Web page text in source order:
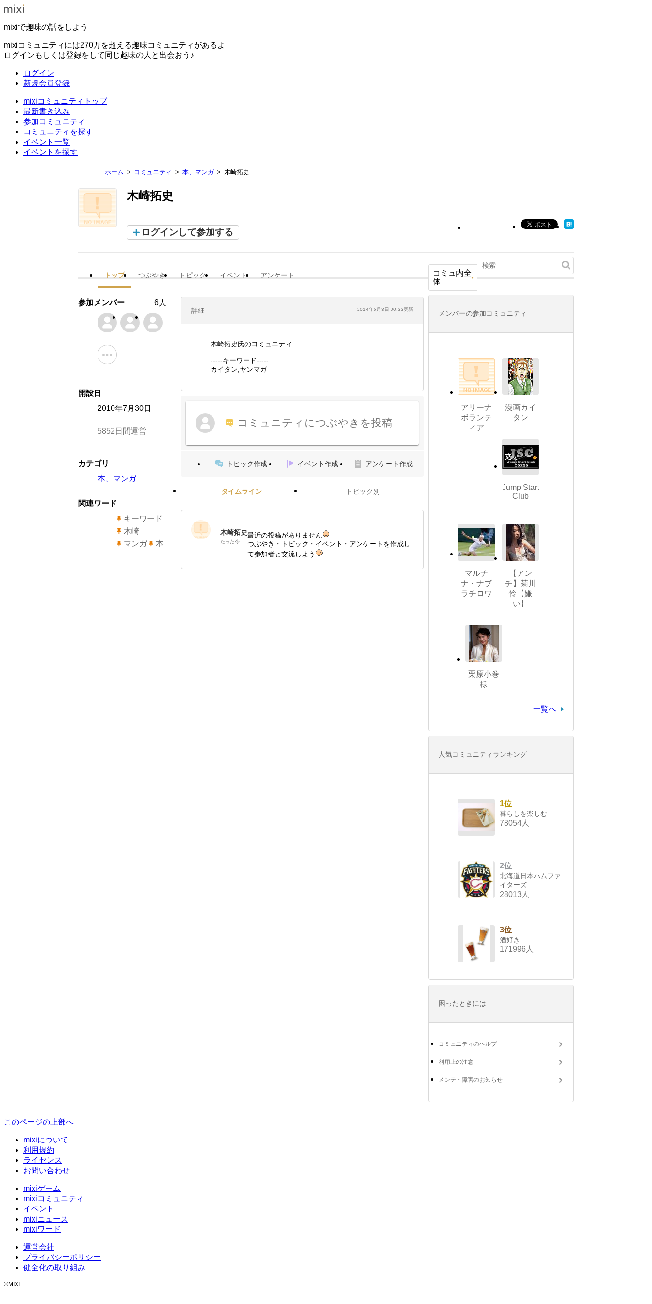
mixiで趣味の話をしよう
mixiコミュニティには270万を超える趣味コミュニティがあるよ
ログインもしくは登録をして同じ趣味の人と出会おう♪
ログイン
新規会員登録
mixiコミュニティトップ
最新書き込み
参加コミュニティ
コミュニティを探す
イベント一覧
イベントを探す
ホーム コミュニティ 本、マンガ 木崎拓史
木崎拓史
ログインして参加する
トップ つぶやき トピック イベント アンケート
コミュ内全
体
詳細 2014年5月3日 00:33更新
木崎拓史氏のコミュニティ
-----キーワード-----
カイタン,ヤンマガ
コミュニティにつぶやきを投稿
トピック作成 イベント作成 アンケート作成
タイムライン トピック別
木崎拓史
たった今
最近の投稿がありません
つぶやき・トピック・イベント・アンケートを作成し
て参加者と交流しよう
参加メンバー 6人
開設日
2010年7月30日
5852日間運営
カテゴリ
本、マンガ
関連ワード
キーワード
木崎
マンガ
本
メンバーの参加コミュニティ
アリーナ
ボランテ
ィア
漫画カイ
タン
Jump Start
Club
マルチ
ナ・ナブ
ラチロワ
【アン
チ】菊川
怜【嫌
い】
栗原小巻
様
一覧へ
人気コミュニティランキング
1位
暮らしを楽しむ
78054人
2位
北海道日本ハムファ
イターズ
28013人
3位
酒好き
171996人
困ったときには
コミュニティのヘルプ
利用上の注意
メンテ・障害のお知らせ
このページの上部へ
mixiについて
利用規約
ライセンス
お問い合わせ
mixiゲーム
mixiコミュニティ
イベント
mixiニュース
mixiワード
運営会社
プライバシーポリシー
健全化の取り組み
©MIXI